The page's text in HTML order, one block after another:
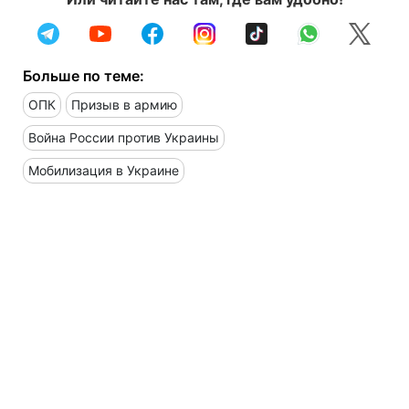
Больше по теме:
ОПК Призыв в армию
Война России против Украины
Мобилизация в Украине